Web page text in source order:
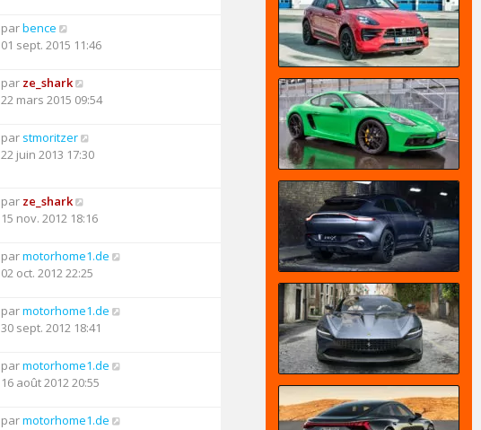
parbence
01 sept. 2015 11:46
par ze_shark
22 mars 2015 09:54
par stmoritzer
22 juin 2013 17:30
par ze_shark
15 nov. 2012 18:16
parmotorhome1.de
02 oct. 2012 22:25
parmotorhome1.de
30 sept. 2012 18:41
parmotorhome1.de
16 août 2012 20:55
parmotorhome1.de